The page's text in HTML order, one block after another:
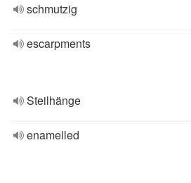
schmutzig
escarpments
Steilhänge
enamelled